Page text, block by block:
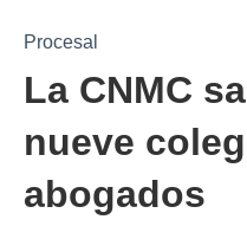
Procesal
La CNMC
nueve
abogados